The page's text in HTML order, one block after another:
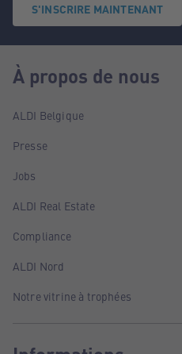
S'INSCRIRE MAINTENANT
À propos de nous
ALDI Belgique
Presse
Jobs
ALDI Real Estate
Compliance
ALDI Nord
Notre vitrine à trophées